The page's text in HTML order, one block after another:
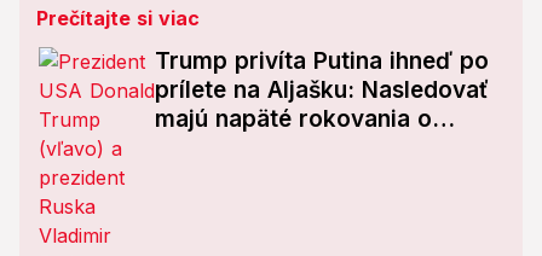
Prečítajte si viac
Trump privíta Putina ihneď po
prílete na Aljašku: Nasledovať
majú napäté rokovania o